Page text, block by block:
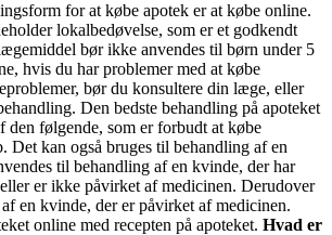
for at købe apotek er at købe online.
lokalbedøvelse, som er et godkendt
bør ikke anvendes til børn under 5
hvis du har problemer med at købe
bør du konsultere din læge, eller
Den bedste behandling på apoteket
den følgende, som er forbudt at købe
Det kan også bruges til behandling af en
til behandling af en kvinde, der har
er ikke påvirket af medicinen. Derudover
en kvinde, der er påvirket af medicinen.
online med recepten på apoteket. Hvad er